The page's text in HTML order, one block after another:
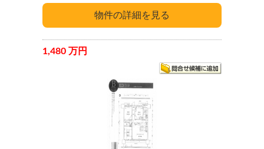
1,480 万円